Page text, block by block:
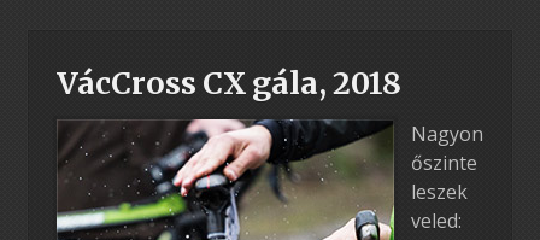
VácCross CX gála, 2018
Nagyon
őszinte
leszek
veled: